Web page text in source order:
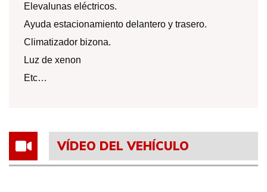
Elevalunas eléctricos.
Ayuda estacionamiento delantero y trasero.
Climatizador bizona.
Luz de xenon
Etc…
VÍDEO DEL VEHÍCULO